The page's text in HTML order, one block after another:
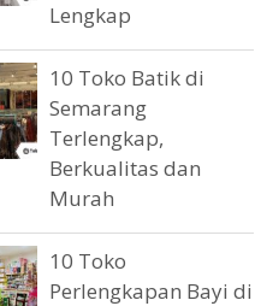
Lengkap
10 Toko Batik di
Semarang
Terlengkap,
Berkualitas dan
Murah
10 Toko
Perlengkapan Bayi di